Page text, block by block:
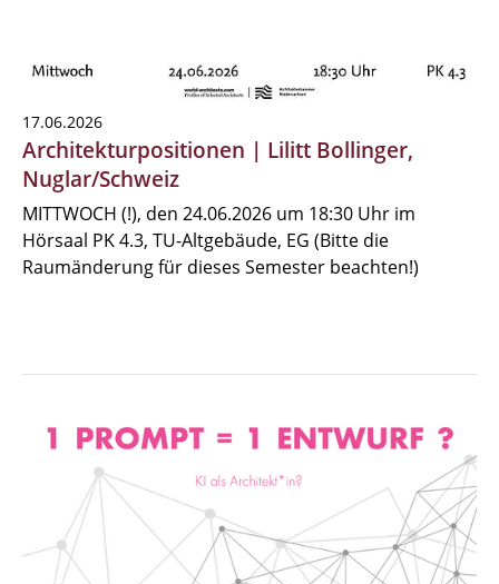
17.06.2026
Architekturpositionen | Lilitt Bollinger,
Nuglar/Schweiz
MITTWOCH (!), den 24.06.2026 um 18:30 Uhr im
Hörsaal PK 4.3, TU-Altgebäude, EG (Bitte die
Raumänderung für dieses Semester beachten!)